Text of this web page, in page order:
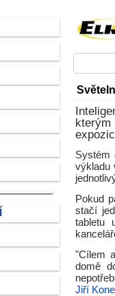
Systém
výkladu
Pokud
stačí
tabletu
"Cílem
domě
Jiří